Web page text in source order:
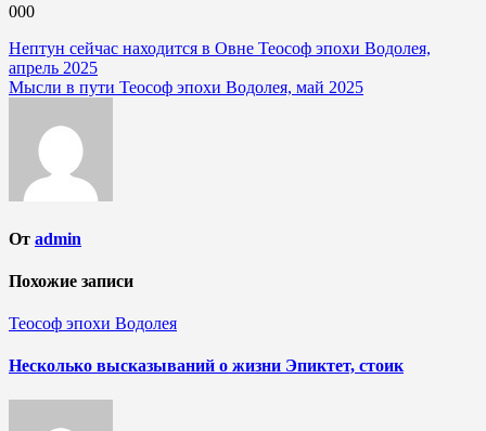
000
Навигация
по
Нептун сейчас находится в Овне Теософ эпохи Водолея,
апрель 2025
Мысли в пути Теософ эпохи Водолея, май 2025
От admin
Похожие записи
Теософ эпохи Водолея
Несколько высказываний о жизни Эпиктет, стоик